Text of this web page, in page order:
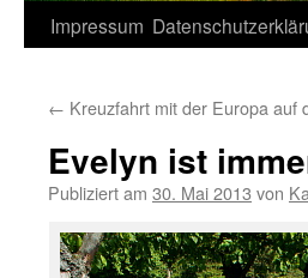
Zum
springen
Impressum
← Kreuzfahrt mit der Europa auf
Evelyn ist
Publiziert am 30. Mai 2013 von